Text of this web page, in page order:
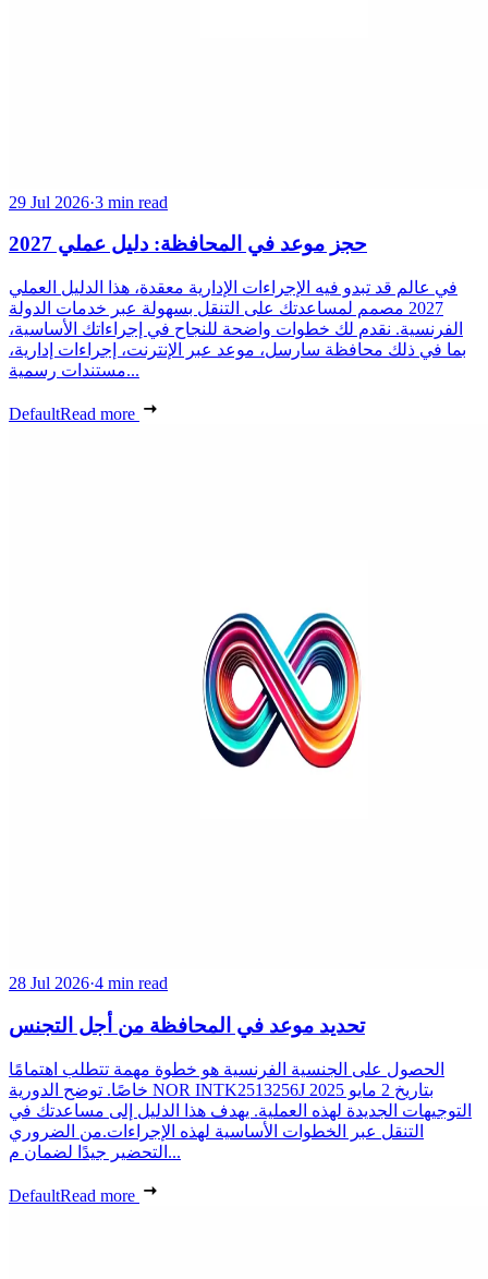
29 Jul 2026·3 min read
حجز موعد في المحافظة: دليل عملي 2027
في عالم قد تبدو فيه الإجراءات الإدارية معقدة، هذا الدليل العملي
2027 مصمم لمساعدتك على التنقل بسهولة عبر خدمات الدولة
الفرنسية. نقدم لك خطوات واضحة للنجاح في إجراءاتك الأساسية،
بما في ذلك محافظة سارسل، موعد عبر الإنترنت، إجراءات إدارية،
مستندات رسمية...
DefaultRead more
28 Jul 2026·4 min read
تحديد موعد في المحافظة من أجل التجنس
الحصول على الجنسية الفرنسية هو خطوة مهمة تتطلب اهتمامًا
خاصًا. توضح الدورية NOR INTK2513256J بتاريخ 2 مايو 2025
التوجيهات الجديدة لهذه العملية. يهدف هذا الدليل إلى مساعدتك في
التنقل عبر الخطوات الأساسية لهذه الإجراءات.من الضروري
التحضير جيدًا لضمان م...
DefaultRead more